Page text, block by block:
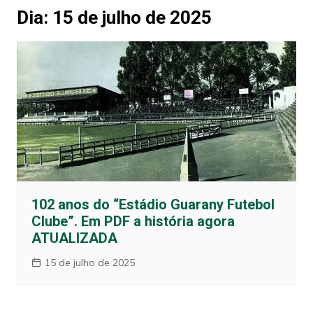
Dia: 15 de julho de 2025
102 anos do “Estádio Guarany Futebol
Clube”. Em PDF a história agora
ATUALIZADA
15 de julho de 2025